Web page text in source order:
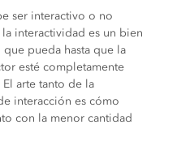
ser interactivo o no
interactividad es un bien
pueda hasta que la
esté completamente
arte tanto de la
interacción es cómo
con la menor cantidad